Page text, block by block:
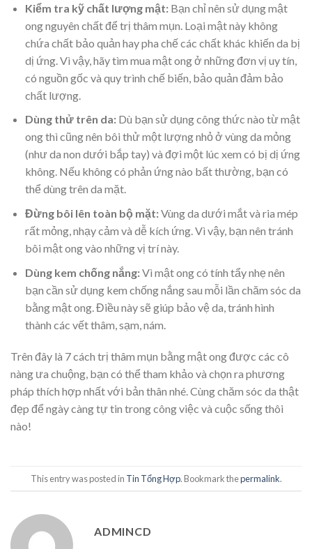
Kiểm tra kỹ chất lượng mật:Bạn chỉ nên sử dụng mật
ong nguyên chất để trị thâm mụn. Loại mật này không
chứa chất bảo quản hay pha chế các chất khác khiến da bị
dị ứng. Vì vậy, hãy tìm mua mật ong ở những đơn vị uy tín,
có nguồn gốc và quy trình chế biến, bảo quản đảm bảo
chất lượng.
Dùng thử trên da:Dù bạn sử dụng công thức nào từ mật
ong thì cũng nên bôi thử một lượng nhỏ ở vùng da mỏng
(như da non dưới bắp tay) và đợi một lúc xem có bị dị ứng
không. Nếu không có phản ứng nào bất thường, bạn có
thể dùng trên da mặt.
Đừng bôi lên toàn bộ mặt:Vùng da dưới mắt và ria mép
rất mỏng, nhạy cảm và dễ kích ứng. Vì vậy, bạn nên tránh
bôi mật ong vào những vị trí này.
Dùng kem chống nắng:Vì mật ong có tính tẩy nhẹ nên
bạn cần sử dụng kem chống nắng sau mỗi lần chăm sóc da
bằng mật ong. Điều này sẽ giúp bảo vệ da, tránh hình
thành các vết thâm, sạm, nám.
Trên đây là 7 cách trị thâm mụn bằng mật ong được các cô
nàng ưa chuộng, bạn có thể tham khảo và chọn ra phương
pháp thích hợp nhất với bản thân nhé. Cùng chăm sóc da thật
đẹp để ngày càng tự tin trong công việc và cuộc sống thôi
nào!
This entry was posted in Tin Tổng Hợp. Bookmark thepermalink.
ADMINCD